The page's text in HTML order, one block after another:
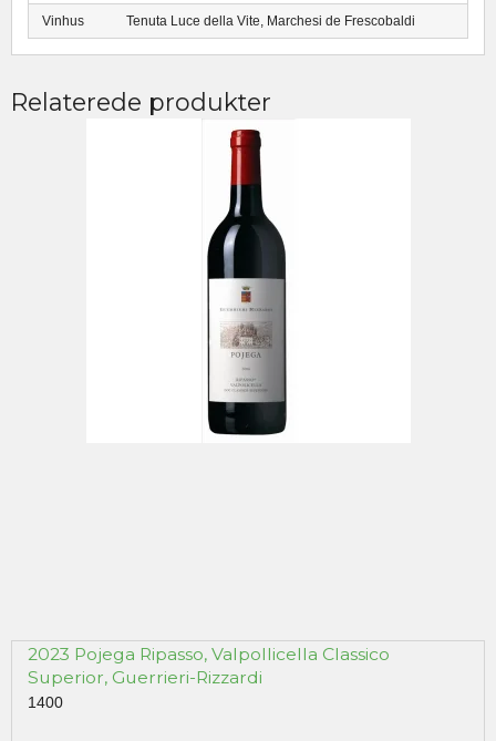
Vinhus Tenuta Luce della Vite, Marchesi de Frescobaldi
Relaterede produkter
2023 Pojega Ripasso, Valpollicella Classico
Superior, Guerrieri-Rizzardi
1400